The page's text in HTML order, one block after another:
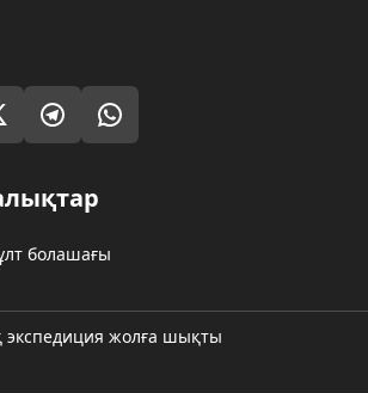
болашағы
жолға шықты